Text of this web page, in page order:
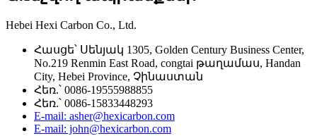
Hebei Hexi Carbon Co., Ltd.
Հասցե՝ Սենյակ 1305, Golden Century Business Center,
No.219 Renmin East Road, congtai թաղամաս, Handan
City, Hebei Province, Չինաստան
Հեռ.՝ 0086-19555988855
Հեռ.՝ 0086-15833448293
E-mail: asher@hexicarbon.com
E-mail: john@hexicarbon.com